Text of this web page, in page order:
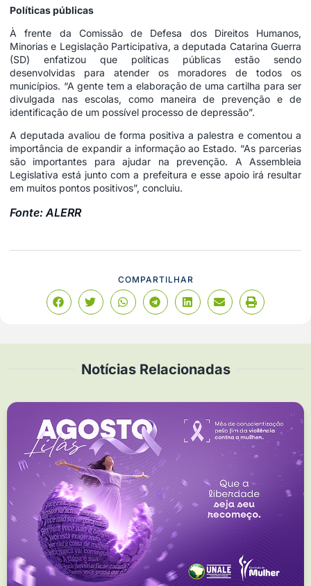
Políticas públicas
À frente da Comissão de Defesa dos Direitos Humanos,
Minorias e Legislação Participativa, a deputada Catarina Guerra
(SD) enfatizou que políticas públicas estão sendo
desenvolvidas para atender os moradores de todos os
municípios. “A gente tem a elaboração de uma cartilha para ser
divulgada nas escolas, como maneira de prevenção e de
identificação de um possível processo de depressão”.
A deputada avaliou de forma positiva a palestra e comentou a
importância de expandir a informação ao Estado. “As parcerias
são importantes para ajudar na prevenção. A Assembleia
Legislativa está junto com a prefeitura e esse apoio irá resultar
em muitos pontos positivos”, concluiu.
Fonte: ALERR
COMPARTILHAR
Notícias Relacionadas